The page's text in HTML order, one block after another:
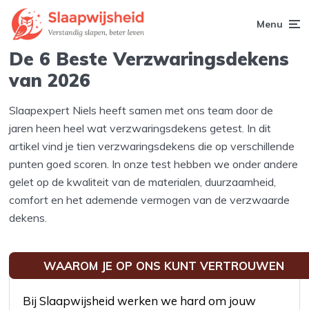
Menu
De 6 Beste Verzwaringsdekens
van 2026
Slaapexpert Niels heeft samen met ons team door de
jaren heen heel wat verzwaringsdekens getest. In dit
artikel vind je tien verzwaringsdekens die op verschillende
punten goed scoren. In onze test hebben we onder andere
gelet op de kwaliteit van de materialen, duurzaamheid,
comfort en het ademende vermogen van de verzwaarde
dekens.
WAAROM JE OP ONS KUNT VERTROUWEN
Bij Slaapwijsheid werken we hard om jouw